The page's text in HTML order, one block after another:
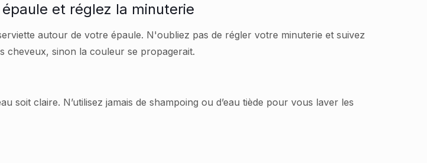
et réglez la minuterie
autour de votre épaule. N'oubliez pas de régler votre minuterie et suivez
cheveux, sinon la couleur se propagerait.
soit claire. N’utilisez jamais de shampoing ou d’eau tiède pour vous laver les